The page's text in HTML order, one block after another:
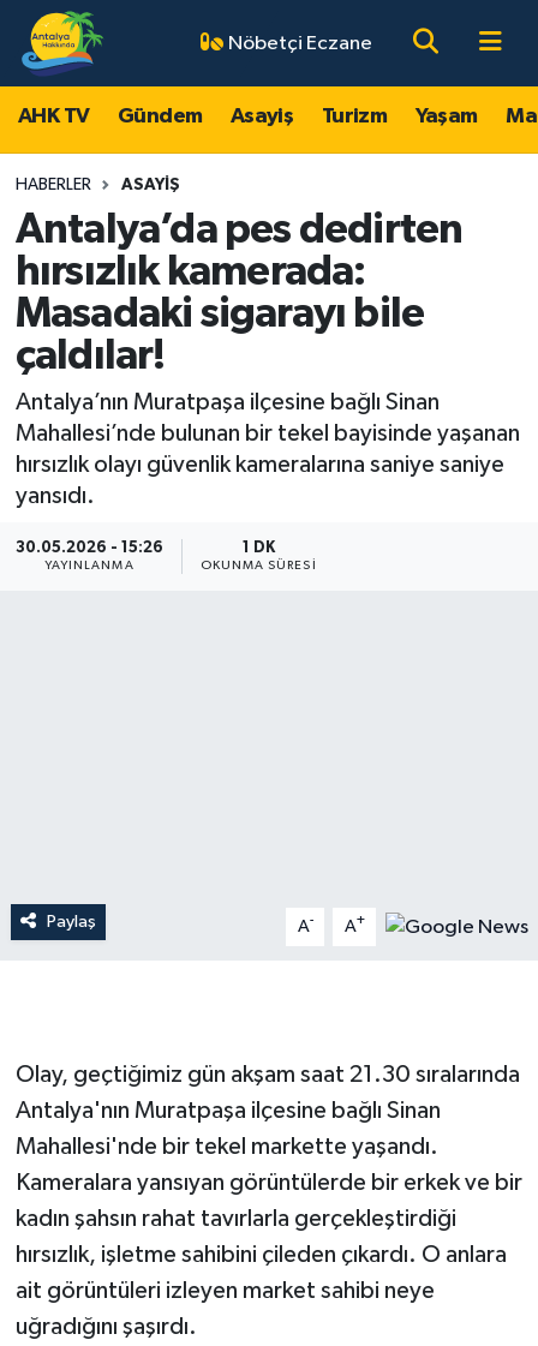
Nöbetçi Eczane
AHK TV Gündem Asayiş Turizm Yaşam
HABERLER ASAYIŞ
Antalya’da pes dedirten
hırsızlık kamerada:
Masadaki sigarayı bile
çaldılar!
Antalya’nın Muratpaşa ilçesine bağlı Sinan
Mahallesi’nde bulunan bir tekel bayisinde yaşanan
hırsızlık olayı güvenlik kameralarına saniye saniye
yansıdı.
30.05.2026 - 15:26
YAYINLANMA
1 DK
OKUNMA SÜRESI
Paylaş A- A+
Olay, geçtiğimiz gün akşam saat 21.30 sıralarında
Antalya'nın Muratpaşa ilçesine bağlı Sinan
Mahallesi'nde bir tekel markette yaşandı.
Kameralara yansıyan görüntülerde bir erkek ve bir
kadın şahsın rahat tavırlarla gerçekleştirdiği
hırsızlık, işletme sahibini çileden çıkardı. O anlara
ait görüntüleri izleyen market sahibi neye
uğradığını şaşırdı.
AHK TV
Gündem
Asayiş
Turizm
Yaşam
Magazin
Ekonomi
Antalya Nöbetçi Eczaneler
Antalya Hava Durumu
Antalya Namaz Vakitleri
Antalya Trafik Yoğunluk Haritası
Süper Lig Puan Durumu ve Fikstür
Tüm Manşetler
Son Dakika Haberleri